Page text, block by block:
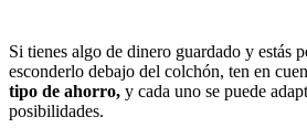
Si tienes algo de dinero guardado y estás
esconderlo debajo del colchón, ten en
tipo de ahorro, y cada uno se puede
posibilidades.